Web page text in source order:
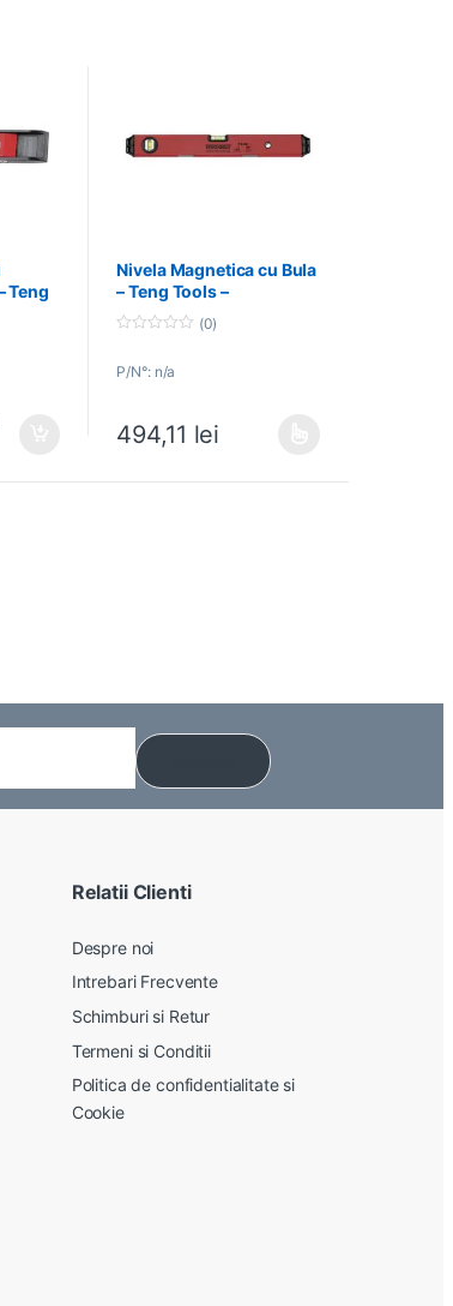
în pagina produsului.
Teng
Nivela Magnetica cu Bula
– Teng Tools –
238000103
u
5
(0)
P/N°: n/a
494,11 lei
Acest produs are mai multe variații.
Relatii Clienti
Despre noi
Intrebari Frecvente
Schimburi si Retur
Termeni si Conditii
Politica de confidentialitate si
Cookie